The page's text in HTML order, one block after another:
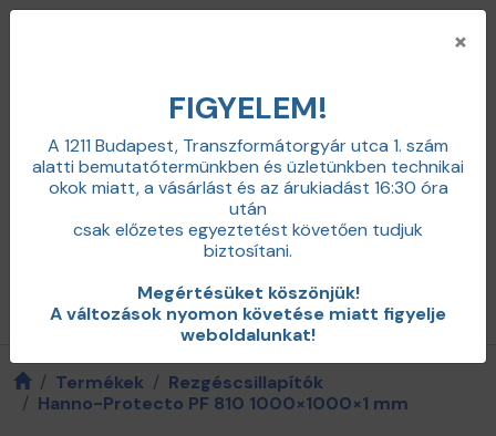
+36 20 598 0100
info@zajcsillapitas.net
Belépés
Termékkategóriák / menü
Termékek
Rezgéscsillapítók
Hanno-Protecto PF 810 1000×1000×1 mm
×
FIGYELEM!
A 1211 Budapest, Transzformátorgyár utca 1. szám
alatti bemutatótermünkben és üzletünkben technikai
okok miatt,a vásárlást és az árukiadást 16:30 óra
után
csak előzetes egyeztetést követően tudjuk
biztosítani.
Megértésüket köszönjük!
A változások nyomon követése miatt figyelje
weboldalunkat!